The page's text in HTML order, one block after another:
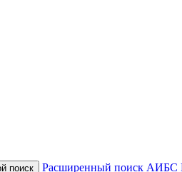
Расширенный поиск АИБС